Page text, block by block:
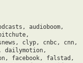
audioboom,
clyp, cnbc, cnn,
dailymotion,
facebook, falstad,